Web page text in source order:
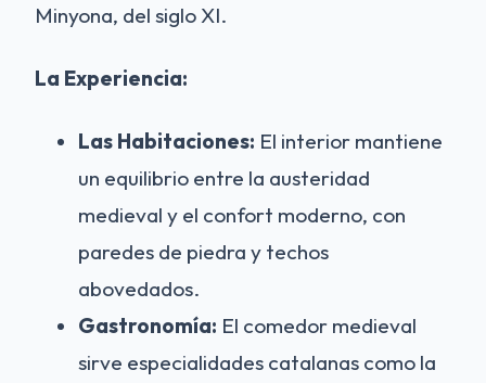
Minyona, del siglo XI.
La Experiencia:
Las Habitaciones: El interior mantiene
un equilibrio entre la austeridad
medieval y el confort moderno, con
paredes de piedra y techos
abovedados.
Gastronomía: El comedor medieval
sirve especialidades catalanas como la